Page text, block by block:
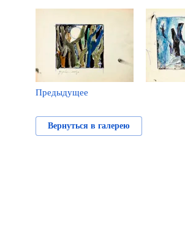
Предыдущее
Вернуться в галерею